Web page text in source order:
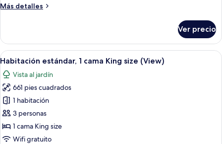
King
baja
(View)
Más detalles
Más
estándar,
cama
size,
planta
baja
(View)
Ver precio
Abrir
todas
las
fotos
de
Habitación
estándar,
1
Un dormitorio con una cama, un
7
Habitación estándar, 1 cama King size (View)
Vista al jardín
661 pies cuadrados
1 habitación
3 personas
1 cama King size
Wifi gratuito